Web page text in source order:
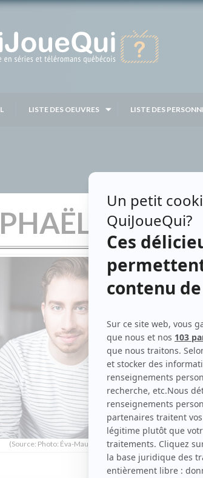
LISTE DES OEUVRES LISTE DES
(Source: Photo: Éva-Maude TC)
5e
19-
La